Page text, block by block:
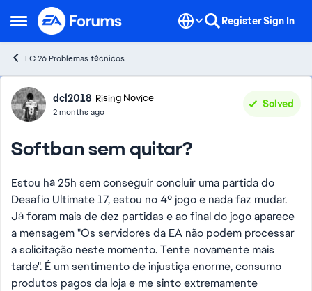
Open Side Menu
Skip to content RegisterSign In
FC 26 Problemas técnicos
Forum Discussion
dcl2018 Rising Novice
2 months ago
Solved
Softban sem quitar?
Estou há 25h sem conseguir concluir uma partida do
Desafio Ultimate 17, estou no 4º jogo e nada faz mudar.
Já foram mais de dez partidas e ao final do jogo aparece
a mensagem "Os servidores da EA não podem processar
a solicitação neste momento. Tente novamente mais
tarde". É um sentimento de injustiça enorme, consumo
produtos pagos da loja e me sinto extremamente